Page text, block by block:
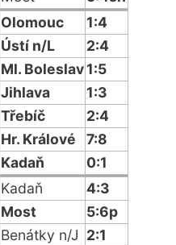
Olomouc
1:4
Ústí n/L
2:4
Ml. Boleslav1:5
Jihlava
1:3
Třebíč
2:4
Hr. Králové
7:8
Kadaň
0:1
Kadaň
4:3
Most
5:6p
Benátky n/J 2:1